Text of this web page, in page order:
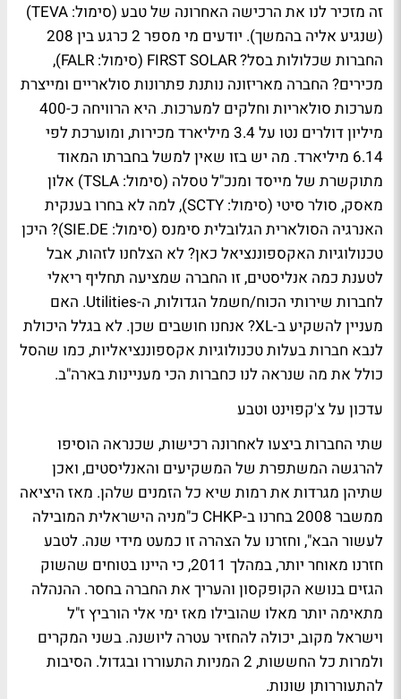
זה מזכיר לנו את הרכישה האחרונה של טבע (סימול: TEVA)
(שנגיע אליה בהמשך). יודעים מי מספר 2 כרגע בין 208
החברות שכלולות בסל? FIRST SOLAR (סימול: FALR),
מכירים? החברה מאריזונה נותנת פתרונות סולאריים ומייצרת
מערכות סולאריות וחלקים למערכות. היא הרוויחה כ-400
מיליון דולרים נטו על 3.4 מיליארד מכירות, ומוערכת לפי
6.14 מיליארד. מה יש בזו שאין למשל בחברתו המאוד
מתוקשרת של מייסד ומנכ"ל טסלה (סימול: TSLA) אלון
מאסק, סולר סיטי (סימול: SCTY), למה לא בחרו בענקית
האנרגיה הסולארית הגלובלית סימנס (סימול: SIE.DE)? היכן
טכנולוגיות האקספוננציאל כאן? לא הצלחנו לזהות, אבל
לטענת כמה אנליסטים, זו החברה שמציעה תחליף ריאלי
לחברות שירותי הכוח/חשמל הגדולות, ה-Utilities. האם
מעניין להשקיע ב-XL? אנחנו חושבים שכן. לא בגלל היכולת
לנבא חברות בעלות טכנולוגיות אקספוננציאליות, כמו שהסל
כולל את מה שנראה לנו כחברות הכי מעניינות בארה"ב.
עדכון על צ'קפוינט וטבע
שתי החברות ביצעו לאחרונה רכישות, שכנראה הוסיפו
להרגשה המשתפרת של המשקיעים והאנליסטים, ואכן
שתיהן מגרדות את רמות שיא כל הזמנים שלהן. מאז היציאה
ממשבר 2008 בחרנו ב-CHKP כ"מניה הישראלית המובילה
לעשור הבא", וחזרנו על הצהרה זו כמעט מידי שנה. לטבע
חזרנו מאוחר יותר, במהלך 2011, כי היינו בטוחים שהשוק
הגזים בנושא הקופקסון והעריך את החברה בחסר. ההנהלה
מתאימה יותר מאלו שהובילו מאז ימי אלי הורביץ ז"ל
וישראל מקוב, יכולה להחזיר עטרה ליושנה. בשני המקרים
ולמרות כל החששות, 2 המניות התעוררו ובגדול. הסיבות
להתעוררותן שונות.